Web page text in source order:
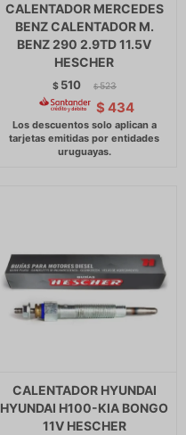
CALENTADOR MERCEDES
BENZ CALENTADOR M.
BENZ 290 2.9TD 11.5V
HESCHER
$ 510 $ 523
$ 434
CALENTADOR HYUNDAI
HYUNDAI H100-KIA BONGO
11V HESCHER